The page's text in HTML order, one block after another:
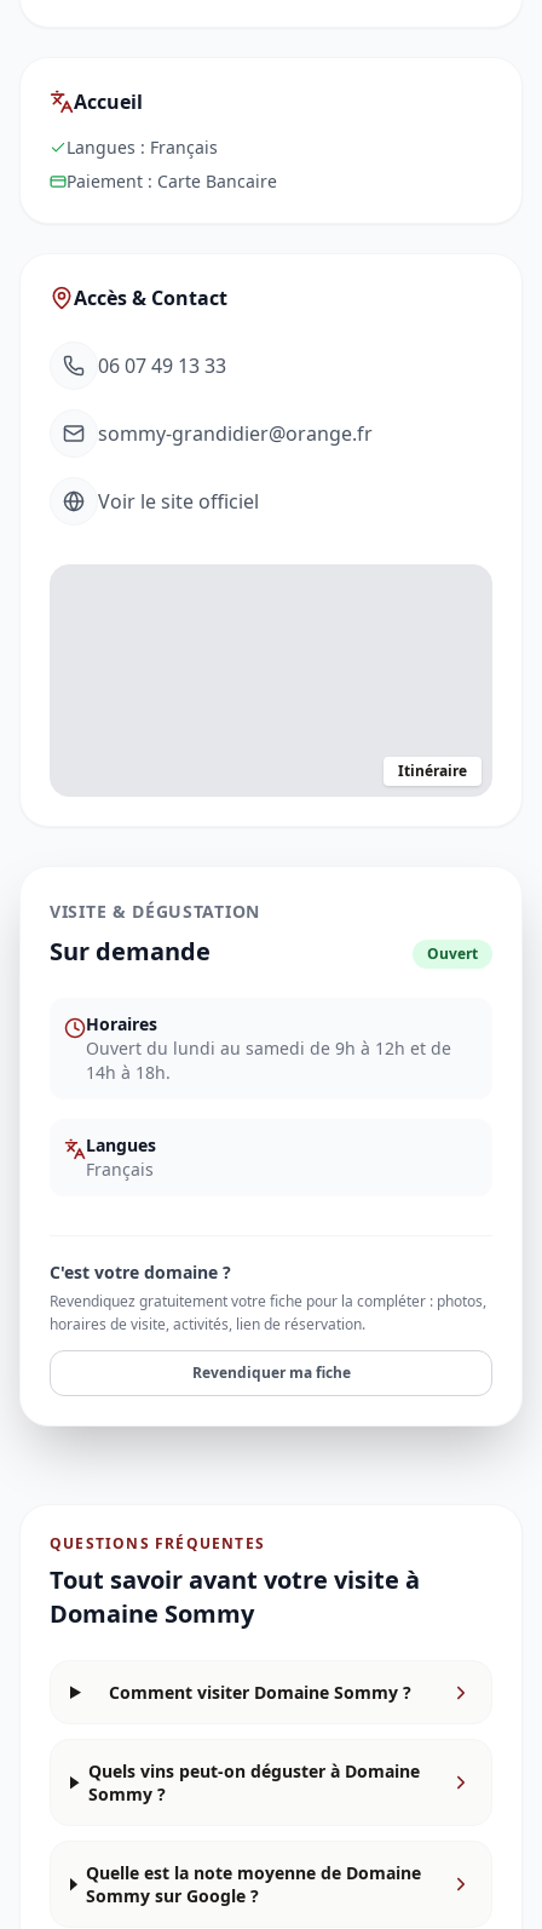
Accueil
Langues : Français
Paiement : Carte Bancaire
Accès & Contact
06 07 49 13 33
sommy-grandidier@orange.fr
Voir le site officiel
Itinéraire
VISITE & DÉGUSTATION
Sur demande Ouvert
Horaires
Ouvert du lundi au samedi de 9h à 12h et de
14h à 18h.
Langues
Français
C'est votre domaine ?
Revendiquez gratuitement votre fiche pour la compléter : photos,
horaires de visite, activités, lien de réservation.
Revendiquer ma fiche
QUESTIONS FRÉQUENTES
Tout savoir avant votre visite à
Domaine Sommy
Comment visiter Domaine Sommy ?
Quels vins peut-on déguster à Domaine
Sommy ?
Quelle est la note moyenne de Domaine
Sommy sur Google ?